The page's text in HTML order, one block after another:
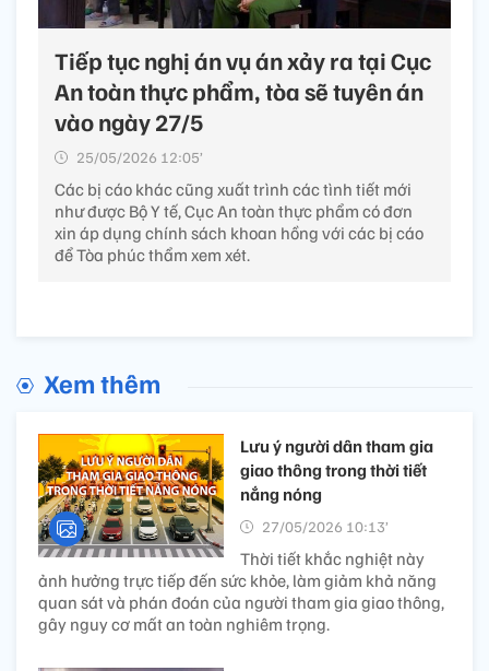
Tiếp tục nghị án vụ án xảy ra tại Cục
An toàn thực phẩm, tòa sẽ tuyên án
vào ngày 27/5
25/05/2026 12:05’
Các bị cáo khác cũng xuất trình các tình tiết mới
như được Bộ Y tế, Cục An toàn thực phẩm có đơn
xin áp dụng chính sách khoan hồng với các bị cáo
để Tòa phúc thẩm xem xét.
Xem thêm
Lưu ý người dân tham gia
giao thông trong thời tiết
nắng nóng
27/05/2026 10:13’
Thời tiết khắc nghiệt này
ảnh hưởng trực tiếp đến sức khỏe, làm giảm khả năng
quan sát và phán đoán của người tham gia giao thông,
gây nguy cơ mất an toàn nghiêm trọng.